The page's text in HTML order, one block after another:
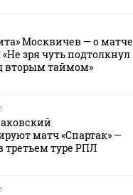
Москвичев — о матче
«Не зря чуть подтолкнул
вторым таймом»
матч «Спартак» —
третьем туре РПЛ